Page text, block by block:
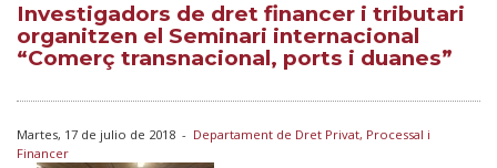
Investigadors de dret financer i tributari
organitzen el Seminari internacional
“Comerç transnacional, ports i duanes”
Martes, 17 de julio de 2018 - Departament de Dret Privat, Processal i
Financer